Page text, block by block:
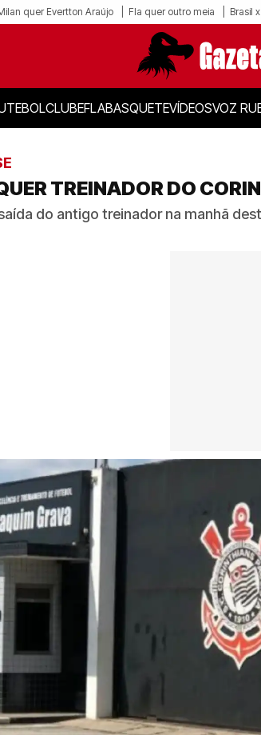
quer Evertton Araújo Fla quer outro meia Brasil
CLUBEFLABASQUETEVÍDEOSVOZ
TREINADOR DO
do antigo treinador na manhã